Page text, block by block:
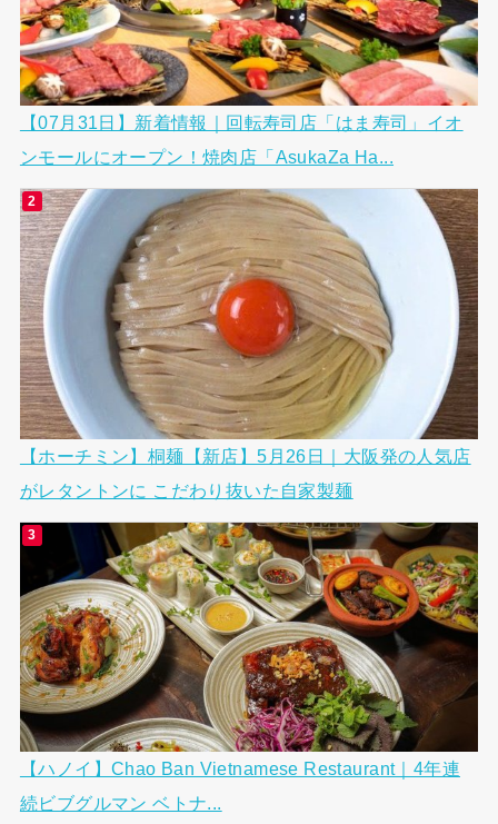
【07月31日】新着情報｜回転寿司店「はま寿司」イオ
ンモールにオープン！焼肉店「AsukaZa Ha...
【ホーチミン】桐麺【新店】5月26日｜大阪発の人気店
がレタントンに こだわり抜いた自家製麺
【ハノイ】Chao Ban Vietnamese Restaurant｜4年連
続ビブグルマン ベトナ...